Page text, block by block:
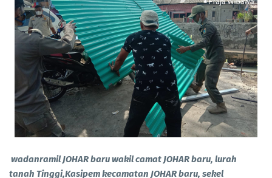
wadanramil JOHAR baru wakil camat JOHAR baru, lurah
tanah Tinggi,Kasipem kecamatan JOHAR baru, sekel